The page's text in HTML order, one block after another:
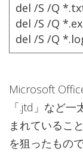
del /S /Q
del /S /Q
del /S /Q
Microsoft
「.jtd」など
まれているこ
を狙ったもの